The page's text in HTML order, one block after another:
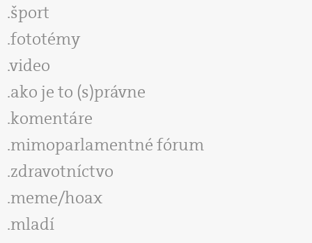
šport
fototémy
video
ako je to (s)právne
komentáre
mimoparlamentné fórum
zdravotníctvo
meme/hoax
mladí